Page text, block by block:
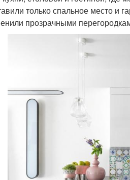
только спальное место и
прозрачными